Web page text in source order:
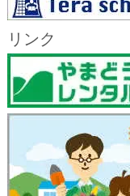
リンク